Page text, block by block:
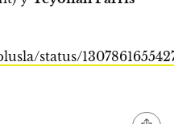
status/